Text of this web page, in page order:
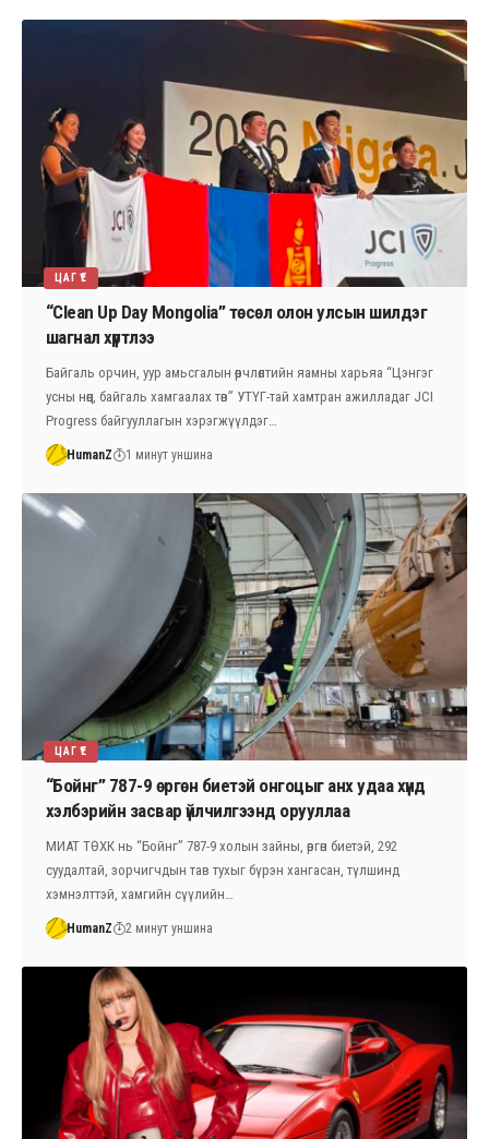
ЦАГ ҮЕ
“Clean Up Day Mongolia” төсөл олон улсын шилдэг
шагнал хүртлээ
Байгаль орчин, уур амьсгалын өөрчлөлтийн яамны харьяа “Цэнгэг
усны нөөц, байгаль хамгаалах төв” УТҮГ-тай хамтран ажилладаг JCI
Progress байгууллагын хэрэгжүүлдэг…
HumanZ 1 минут уншина
ЦАГ ҮЕ
“Бойнг” 787-9 өргөн биетэй онгоцыг анх удаа хүнд
хэлбэрийн засвар үйлчилгээнд орууллаа
МИАТ ТӨХК нь “Бойнг” 787-9 холын зайны, өргөн биетэй, 292
суудалтай, зорчигчдын тав тухыг бүрэн хангасан, түлшинд
хэмнэлттэй, хамгийн сүүлийн…
HumanZ 2 минут уншина